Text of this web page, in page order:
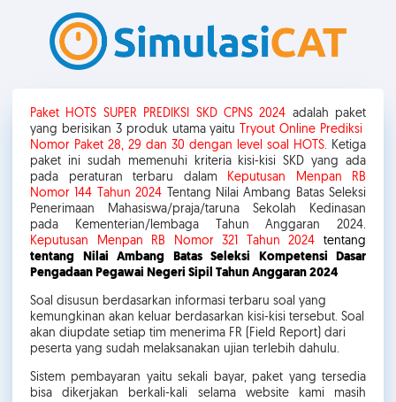
Paket HOTS SUPER PREDIKSI SKD CPNS 2024 adalah paket
yang berisikan 3 produk utama yaitu Tryout Online Prediksi
Nomor Paket 28, 29 dan 30 dengan level soal HOTS. Ketiga
paket ini sudah memenuhi kriteria kisi-kisi SKD yang ada
pada peraturan terbaru dalam Keputusan Menpan RB
Nomor 144 Tahun 2024 Tentang Nilai Ambang Batas Seleksi
Penerimaan Mahasiswa/praja/taruna Sekolah Kedinasan
pada Kementerian/lembaga Tahun Anggaran 2024.
Keputusan Menpan RB Nomor 321 Tahun 2024 tentang
tentang Nilai Ambang Batas Seleksi Kompetensi Dasar
Pengadaan Pegawai Negeri Sipil Tahun Anggaran 2024
Soal disusun berdasarkan informasi terbaru soal yang
kemungkinan akan keluar berdasarkan kisi-kisi tersebut. Soal
akan diupdate setiap tim menerima FR (Field Report) dari
peserta yang sudah melaksanakan ujian terlebih dahulu.
Sistem pembayaran yaitu sekali bayar, paket yang tersedia
bisa dikerjakan berkali-kali selama website kami masih